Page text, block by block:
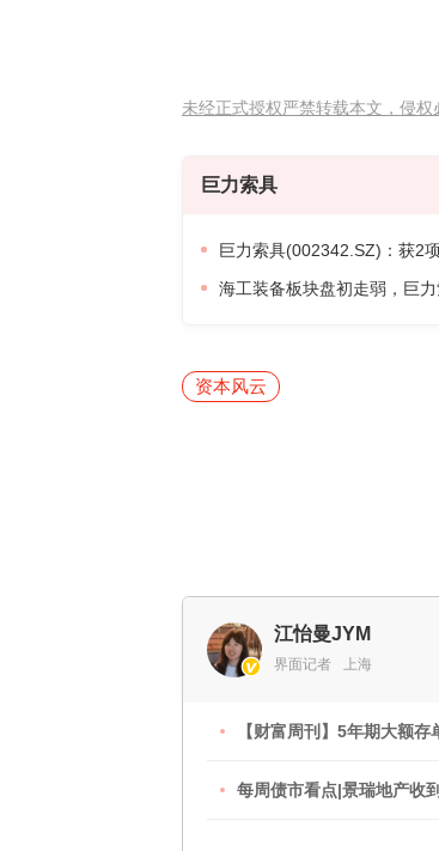
未经正式授权严禁转载本文，侵权
巨力索具
巨力索具(002342.SZ)：获2
海工装备板块盘初走弱，巨
资本风云
江怡曼JYM
界面记者 上海
【财富周刊】5年期大额
每周债市看点|景瑞地产收